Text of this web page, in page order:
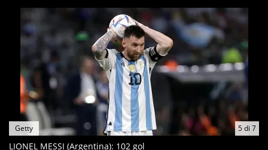
5di 7
Getty
LIONEL MESSI (Argentina): 102 gol